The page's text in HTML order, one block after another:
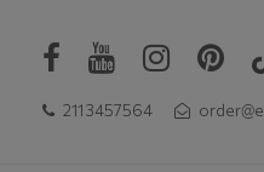
211 3457564